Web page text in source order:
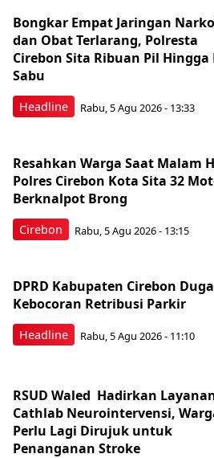
Headline
Bongkar Empat Jaringan
dan Obat Terlarang, Polresta
Cirebon Sita Ribuan Pil Hingga
Sabu
Rabu, 5 Agu 2026 - 13:33
Cirebon
Resahkan Warga Saat Malam
Polres Cirebon Kota Sita 32
Berknalpot Brong
Rabu, 5 Agu 2026 - 13:15
Headline
DPRD Kabupaten Cirebon
Kebocoran Retribusi Parkir
Rabu, 5 Agu 2026 - 11:10
RSUD Waled Hadirkan
Cathlab Neurointervensi,
Perlu Lagi Dirujuk untuk
Penanganan Stroke